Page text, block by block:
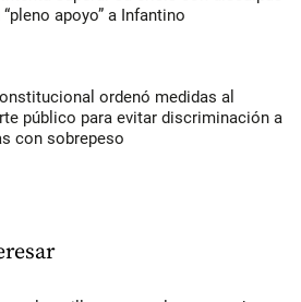
apoyo” a Infantino
ordenó medidas al
público para evitar discriminación a
con sobrepeso